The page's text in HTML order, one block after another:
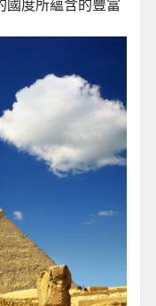
國度所蘊含的豐富